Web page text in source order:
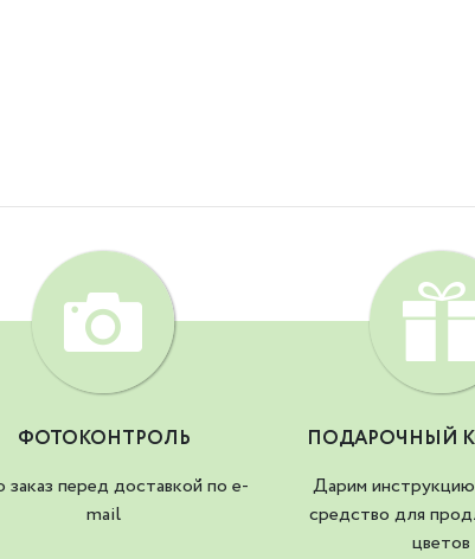
ФОТОКОНТРОЛЬ
перед доставкой по e-
mail
ПОДАРОЧНЫЙ
Дарим
средство для
цветов